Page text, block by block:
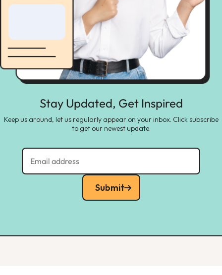
Stay Updated, Get Inspired
Keep us around, let us regularly appear on your inbox. Click subscribe
to get our newest update.
Submit